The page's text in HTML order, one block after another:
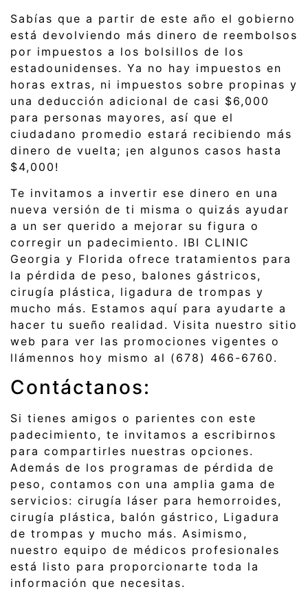
Sabías que a partir de este año el gobierno
está devolviendo más dinero de reembolsos
por impuestos a los bolsillos de los
estadounidenses. Ya no hay impuestos en
horas extras, ni impuestos sobre propinas y
una deducción adicional de casi $6,000
para personas mayores, así que el
ciudadano promedio estará recibiendo más
dinero de vuelta; ¡en algunos casos hasta
$4,000!
Te invitamos a invertir ese dinero en una
nueva versión de ti misma o quizás ayudar
a un ser querido a mejorar su figura o
corregir un padecimiento. IBI CLINIC
Georgia y Florida ofrece tratamientos para
la pérdida de peso, balones gástricos,
cirugía plástica, ligadura de trompas y
mucho más. Estamos aquí para ayudarte a
hacer tu sueño realidad. Visita nuestro sitio
web para ver las promociones vigentes o
llámennos hoy mismo al (678) 466-6760.
Contáctanos:
Si tienes amigos o parientes con este
padecimiento, te invitamos a escribirnos
para compartirles nuestras opciones.
Además de los programas de pérdida de
peso, contamos con una amplia gama de
servicios: cirugía láser para hemorroides,
cirugía plástica, balón gástrico, Ligadura
de trompas y mucho más. Asimismo,
nuestro equipo de médicos profesionales
está listo para proporcionarte toda la
información que necesitas.